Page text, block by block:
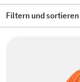
Filtern und sortieren